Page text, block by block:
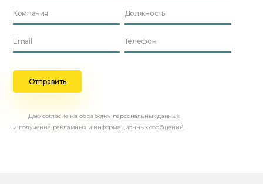
Даю согласие на обработку персональных данных
и получение рекламных и информационных сообщений.